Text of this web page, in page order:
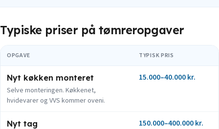
Typiske priser på tømreropgaver
OPGAVE TYPISK PRIS
Nyt køkken monteret
Selve monteringen. Køkkenet,
hvidevarer og VVS kommer oveni.
15.000–40.000 kr.
Nyt tag
150.000–400.000 kr.